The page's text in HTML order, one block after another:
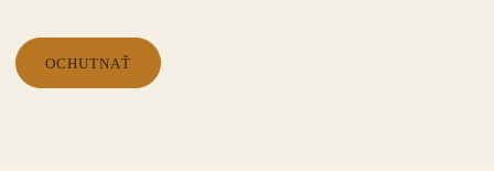
OCHUTNAŤ